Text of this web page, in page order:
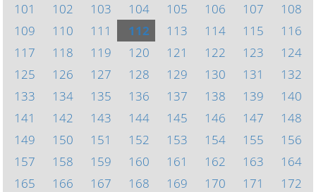
101
102 103 104 105 106 107
108
109
110 111 112 113 114 115
116
117
118 119 120 121 122 123
124
125
126 127 128 129 130 131
132
133
134 135 136 137 138 139
140
141
142 143 144 145 146 147
148
149
150 151 152 153 154 155
156
157
158 159 160 161 162 163
164
165
166 167 168 169 170 171
172